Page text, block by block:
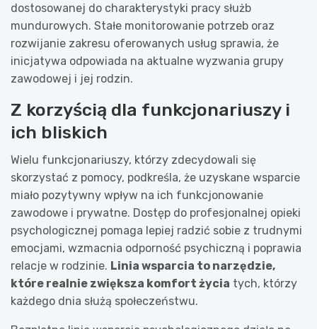
dostosowanej do charakterystyki pracy służb
mundurowych. Stałe monitorowanie potrzeb oraz
rozwijanie zakresu oferowanych usług sprawia, że
inicjatywa odpowiada na aktualne wyzwania grupy
zawodowej i jej rodzin.
Z korzyścią dla funkcjonariuszy i
ich bliskich
Wielu funkcjonariuszy, którzy zdecydowali się
skorzystać z pomocy, podkreśla, że uzyskane wsparcie
miało pozytywny wpływ na ich funkcjonowanie
zawodowe i prywatne. Dostęp do profesjonalnej opieki
psychologicznej pomaga lepiej radzić sobie z trudnymi
emocjami, wzmacnia odporność psychiczną i poprawia
relacje w rodzinie. Linia wsparcia to narzędzie,
które realnie zwiększa komfort życia tych, którzy
każdego dnia służą społeczeństwu.